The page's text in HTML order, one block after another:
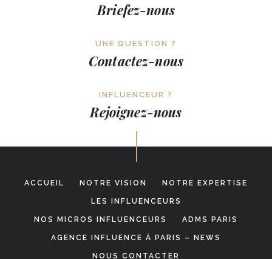
Briefez-nous
UNE QUESTION ?
Contactez-nous
INFLUENCEUR ?
Rejoignez-nous
ACCUEIL NOTRE VISION NOTRE EXPERTISE
LES INFLUENCEURS
NOS MICROS INFLUENCEURS ADMS PARIS
AGENCE INFLUENCE À PARIS – NEWS
NOUS CONTACTER